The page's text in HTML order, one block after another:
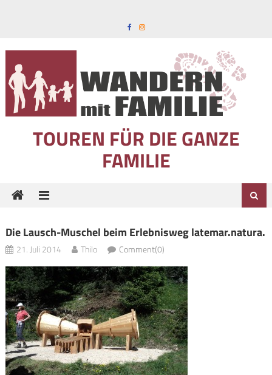
TOUREN FÜR DIE GANZE
FAMILIE
Die Lausch-Muschel beim Erlebnisweg latemar.natura.
21. Juli 2014 Thilo Comment(0)